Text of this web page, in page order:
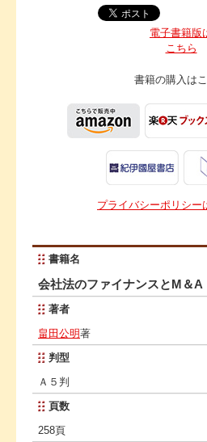
電子書籍版
こちら
書籍の購入は
プライバシーポリシー
書籍名
会社法のファイナンスとM＆A
著者
畠田公明著
判型
Ａ５判
頁数
258頁